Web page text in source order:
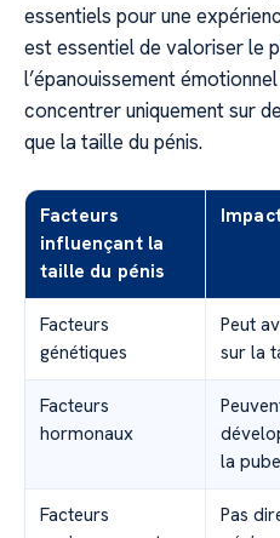
essentiels pour une
est essentiel de valoriser le
l’épanouissement
concentrer uniquement sur
que la taille du pénis.
Facteurs
influençant la
taille du pénis
Facteurs
génétiques
Peut
sur la
Facteurs
hormonaux
la
Facteurs
Pas